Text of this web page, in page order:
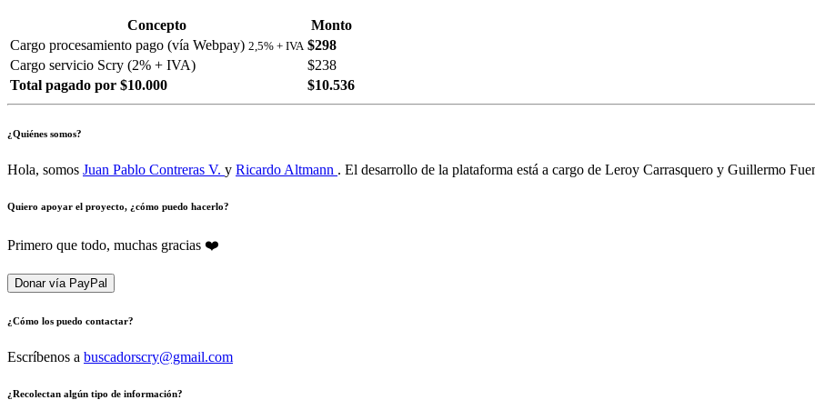
Concepto
Monto
Cargo procesamiento pago (vía Webpay) 2,5% + IVA $298
Cargo servicio Scry (2% + IVA)
$238
Total pagado por $10.000
$10.536
¿Quiénes somos?
Hola, somos Juan Pablo Contreras V. y Ricardo Altmann . El desarrollo de la plataforma está a cargo de Leroy Carrasquero y Guillermo
Quiero apoyar el proyecto, ¿cómo puedo hacerlo?
Primero que todo, muchas gracias ❤️
Donar vía PayPal
¿Cómo los puedo contactar?
Escríbenos a buscadorscry@gmail.com
¿Recolectan algún tipo de información?